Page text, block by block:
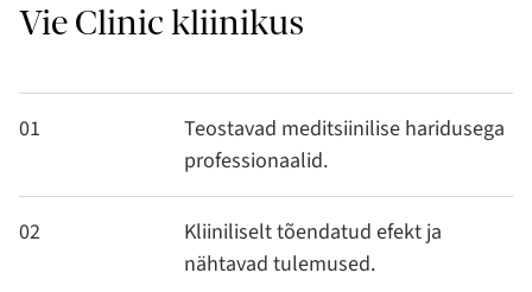
Vie Clinic kliinikus
01
Teostavad meditsiinilise haridusega
professionaalid.
02
Kliiniliselt tõendatud efekt ja
nähtavad tulemused.